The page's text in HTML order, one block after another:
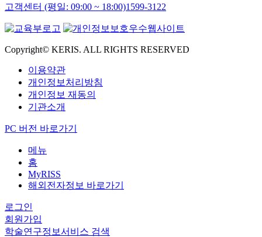
고객센터 (평일: 09:00 ~ 18:00)1599-3122
Copyright© KERIS. ALL RIGHTS RESERVED
이용약관
개인정보처리방침
개인정보 재동의
기관소개
PC 버전 바로가기
메뉴
홈
MyRISS
해외전자정보 바로가기
로그인
회원가입
학술연구정보서비스 검색